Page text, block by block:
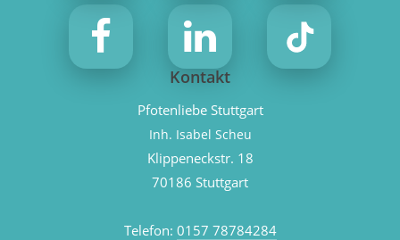
Kontakt
Pfotenliebe Stuttgart
Inh. Isabel Scheu
Klippeneckstr. 18
70186 Stuttgart
Telefon: 0157 78784284